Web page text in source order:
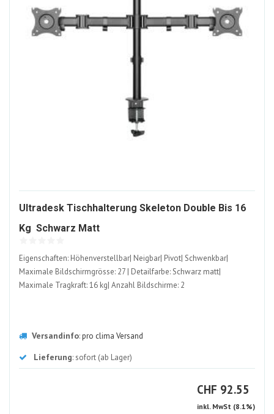
Ultradesk Tischhalterung Skeleton Double Bis 16
Kg  Schwarz Matt1601390-
Eigenschaften: Höhenverstellbar| Neigbar| Pivot| Schwenkbar|
Maximale Bildschirmgrösse: 27 | Detailfarbe: Schwarz matt|
Maximale Tragkraft: 16 kg| Anzahl Bildschirme: 2
Versandinfo:pro clima Versand
Lieferung: sofort (ab Lager)
CHF CHF
92.55
inkl. MwSt (8.1%)